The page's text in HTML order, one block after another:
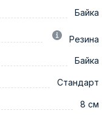
Байка
Резина
Байка
Стандарт
8 см